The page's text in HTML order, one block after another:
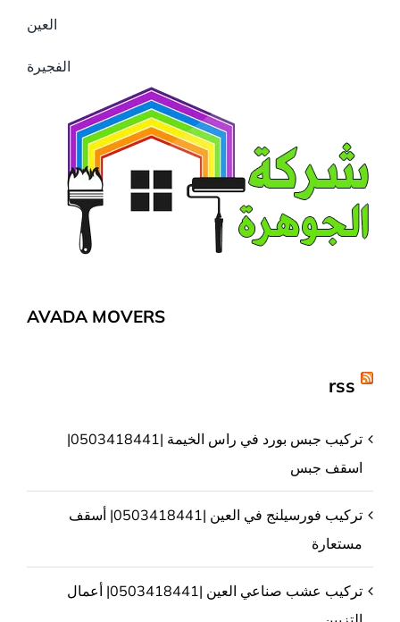
العين
الفجيرة
AVADA MOVERS
rss
تركيب جبس بورد في راس الخيمة |0503418441|
اسقف جبس
تركيب فورسيلنج في العين |0503418441| أسقف
مستعارة
تركيب عشب صناعي العين |0503418441| أعمال